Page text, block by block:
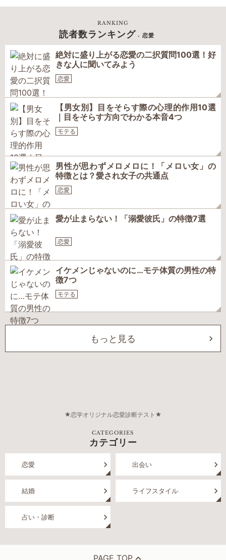
RANKING
読者数ランキング - 恋愛
絶対に盛り上がる恋愛の二択質問100選！好
きな人に聞いてみよう
恋愛
【男女別】目をそらす際の心理的作用10選
｜目をそらす方向でわかる本音4つ
モテる
男性が思わずメロメロに！「メロい女」の
特徴とは？愛され女子の共通点
恋愛
愛が止まらない！「溺愛彼氏」の特徴7選
恋愛
イケメンじゃないのに…モテ体質の男性の特
徴7つ
モテる
もっと見る
恋学オリジナル恋愛診断テスト
CATEGORIES
カテゴリー
恋愛 出会い
結婚 ライフスタイル
占い・診断
PAGE TOP